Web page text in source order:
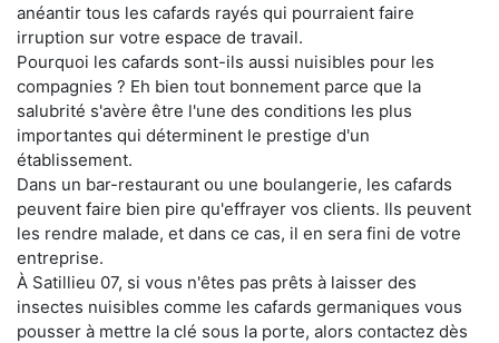
anéantir tous les cafards rayés qui pourraient faire
irruption sur votre espace de travail.
Pourquoi les cafards sont-ils aussi nuisibles pour les
compagnies ? Eh bien tout bonnement parce que la
salubrité s'avère être l'une des conditions les plus
importantes qui déterminent le prestige d'un
établissement.
Dans un bar-restaurant ou une boulangerie, les cafards
peuvent faire bien pire qu'effrayer vos clients. Ils peuvent
les rendre malade, et dans ce cas, il en sera fini de votre
entreprise.
À Satillieu 07, si vous n'êtes pas prêts à laisser des
insectes nuisibles comme les cafards germaniques vous
pousser à mettre la clé sous la porte, alors contactez dès